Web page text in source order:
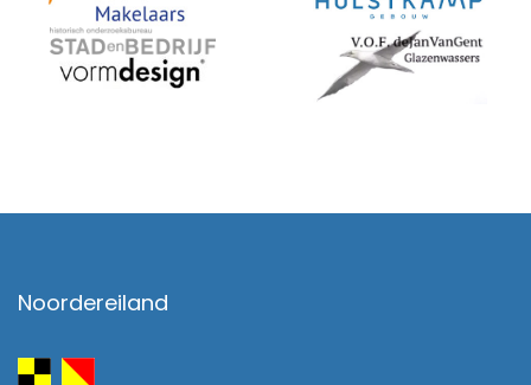
Noordereiland